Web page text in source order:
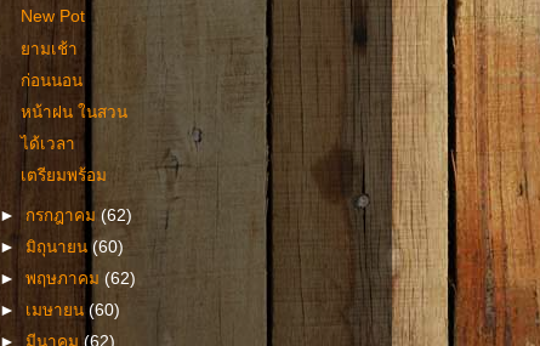
New Pot
ยามเช้า
ก่อนนอน
หน้าฝน ในสวน
ได้เวลา
เตรียมพร้อม
► กรกฎาคม(62)
►มิถุนายน (60)
►พฤษภาคม(62)
► เมษายน(60)
►มีนาคม(62)